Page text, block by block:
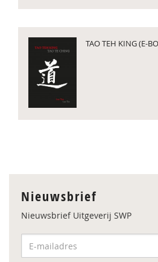
TAO TEH KING (E-
Nieuwsbrief
Nieuwsbrief Uitgeverij SWP